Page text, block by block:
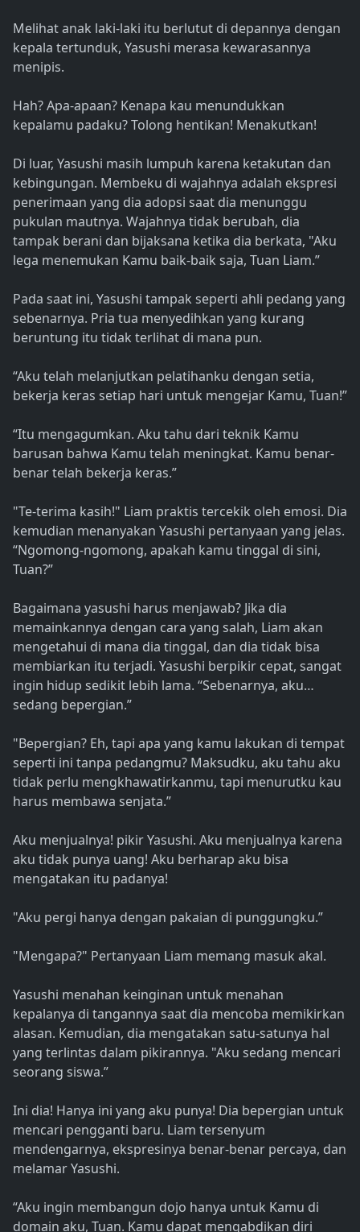
Melihat anak laki-laki itu berlutut di depannya dengan
kepala tertunduk, Yasushi merasa kewarasannya
menipis.
Hah? Apa-apaan? Kenapa kau menundukkan
kepalamu padaku? Tolong hentikan! Menakutkan!
Di luar, Yasushi masih lumpuh karena ketakutan dan
kebingungan. Membeku di wajahnya adalah ekspresi
penerimaan yang dia adopsi saat dia menunggu
pukulan mautnya. Wajahnya tidak berubah, dia
tampak berani dan bijaksana ketika dia berkata, "Aku
lega menemukan Kamu baik-baik saja, Tuan Liam.”
Pada saat ini, Yasushi tampak seperti ahli pedang yang
sebenarnya. Pria tua menyedihkan yang kurang
beruntung itu tidak terlihat di mana pun.
“Aku telah melanjutkan pelatihanku dengan setia,
bekerja keras setiap hari untuk mengejar Kamu, Tuan!”
“Itu mengagumkan. Aku tahu dari teknik Kamu
barusan bahwa Kamu telah meningkat. Kamu benar-
benar telah bekerja keras.”
"Te-terima kasih!" Liam praktis tercekik oleh emosi. Dia
kemudian menanyakan Yasushi pertanyaan yang jelas.
“Ngomong-ngomong, apakah kamu tinggal di sini,
Tuan?”
Bagaimana yasushi harus menjawab? Jika dia
memainkannya dengan cara yang salah, Liam akan
mengetahui di mana dia tinggal, dan dia tidak bisa
membiarkan itu terjadi. Yasushi berpikir cepat, sangat
ingin hidup sedikit lebih lama. “Sebenarnya, aku…
sedang bepergian.”
"Bepergian? Eh, tapi apa yang kamu lakukan di tempat
seperti ini tanpa pedangmu? Maksudku, aku tahu aku
tidak perlu mengkhawatirkanmu, tapi menurutku kau
harus membawa senjata.”
Aku menjualnya! pikir Yasushi. Aku menjualnya karena
aku tidak punya uang! Aku berharap aku bisa
mengatakan itu padanya!
"Aku pergi hanya dengan pakaian di punggungku.”
"Mengapa?" Pertanyaan Liam memang masuk akal.
Yasushi menahan keinginan untuk menahan
kepalanya di tangannya saat dia mencoba memikirkan
alasan. Kemudian, dia mengatakan satu-satunya hal
yang terlintas dalam pikirannya. "Aku sedang mencari
seorang siswa.”
Ini dia! Hanya ini yang aku punya! Dia bepergian untuk
mencari pengganti baru. Liam tersenyum
mendengarnya, ekspresinya benar-benar percaya, dan
melamar Yasushi.
“Aku ingin membangun dojo hanya untuk Kamu di
domain aku, Tuan. Kamu dapat mengabdikan diri